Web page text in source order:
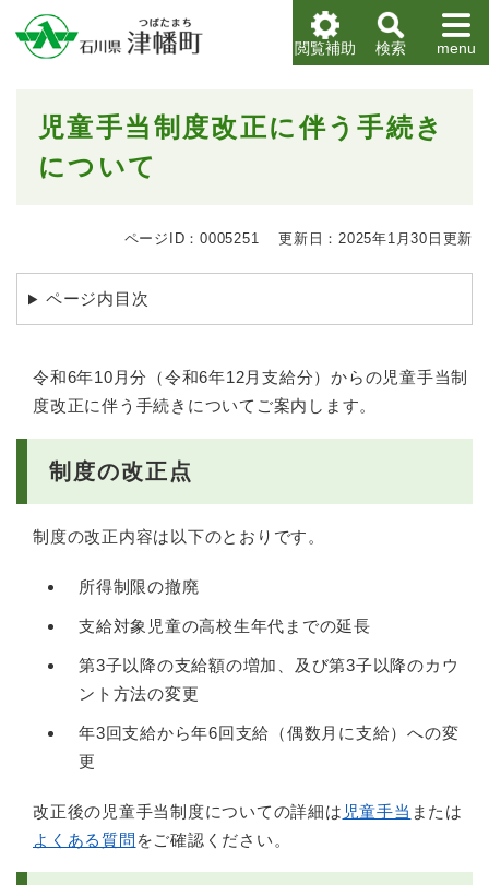
メニューを飛ばして本文へ
閲覧補助
検索 menu
児童手当制度改正に伴う手続き
について
ページID：0005251 更新日：2025年1月30日更新
ページ内目次
令和6年10月分（令和6年12月支給分）からの児童手当制
度改正に伴う手続きについてご案内します。
制度の改正点
制度の改正内容は以下のとおりです。
所得制限の撤廃
支給対象児童の高校生年代までの延長
第3子以降の支給額の増加、及び第3子以降のカウ
ント方法の変更
年3回支給から年6回支給（偶数月に支給）への変
更
改正後の児童手当制度についての詳細は 児童手当 または
よくある質問 をご確認ください。